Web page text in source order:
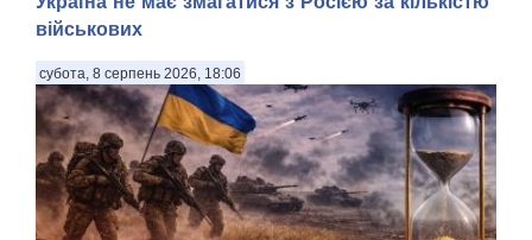
військових
субота, 8 серпень 2026, 18:06